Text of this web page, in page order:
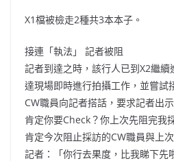
X1檔被檢走2種共3本本子。
接連「執法」 記者被阻
記者到達之時，該行人已到X2繼
達現場即時進行拍攝工作，並嘗試
CW職員向記者搭話，要求記者出
肯定你要Check？你上次先阻完我
肯定今次阻止採訪的CW職員與上
記者：「你行去果度，比我睇下先